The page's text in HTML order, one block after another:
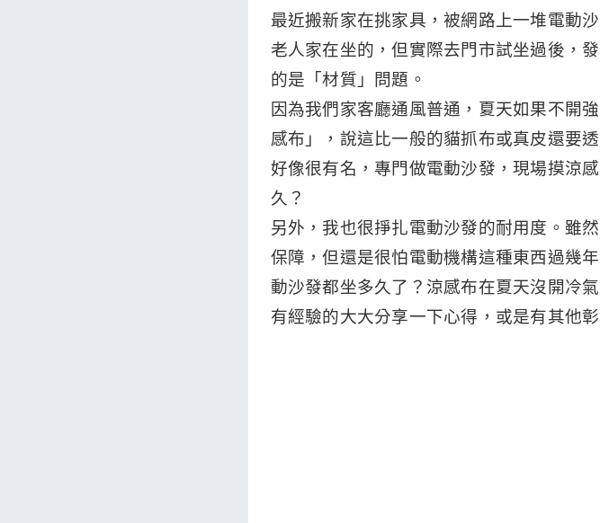
最近搬新家在挑家具，被網路上一堆電動
老人家在坐的，但實際去門市試坐過後，
的是「材質」問題。
因為我們家客廳通風普通，夏天如果不開
感布」，說這比一般的貓抓布或真皮還要
好像很有名，專門做電動沙發，現場摸涼
久？
另外，我也很掙扎電動沙發的耐用度。雖
保障，但還是很怕電動機構這種東西過幾
動沙發都坐多久了？涼感布在夏天沒開冷
有經驗的大大分享一下心得，或是有其他